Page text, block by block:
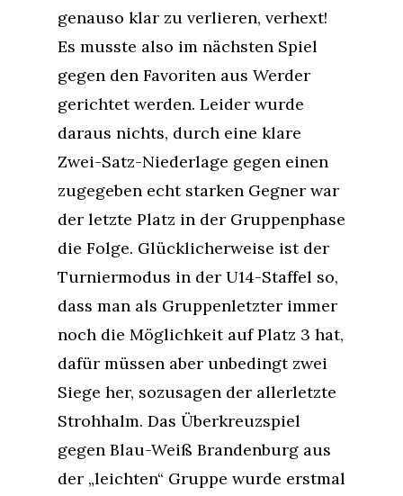
genauso klar zu verlieren, verhext!
Es musste also im nächsten Spiel
gegen den Favoriten aus Werder
gerichtet werden. Leider wurde
daraus nichts, durch eine klare
Zwei-Satz-Niederlage gegen einen
zugegeben echt starken Gegner war
der letzte Platz in der Gruppenphase
die Folge. Glücklicherweise ist der
Turniermodus in der U14-Staffel so,
dass man als Gruppenletzter immer
noch die Möglichkeit auf Platz 3 hat,
dafür müssen aber unbedingt zwei
Siege her, sozusagen der allerletzte
Strohhalm. Das Überkreuzspiel
gegen Blau-Weiß Brandenburg aus
der „leichten“ Gruppe wurde erstmal